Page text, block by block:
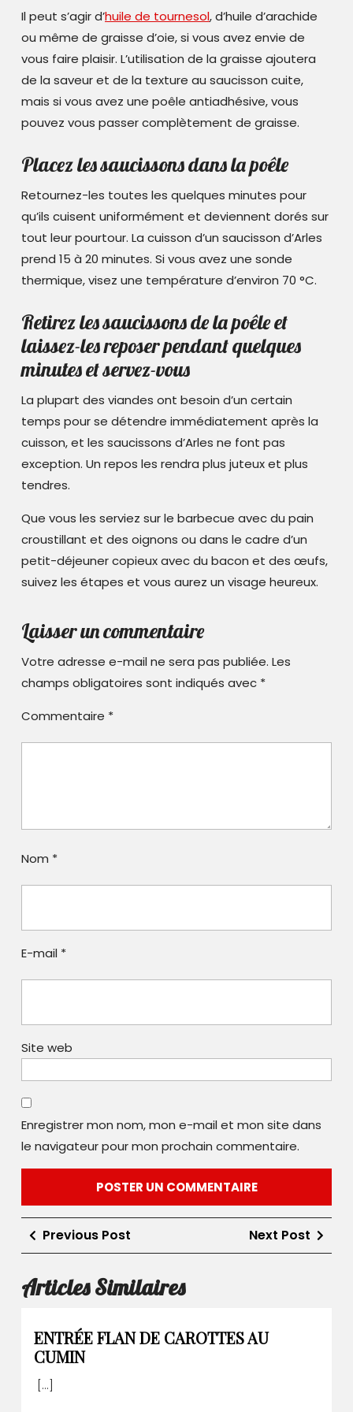
Il peut s’agir d’huile de tournesol, d’huile d’arachide
ou même de graisse d’oie, si vous avez envie de
vous faire plaisir. L’utilisation de la graisse ajoutera
de la saveur et de la texture au saucisson cuite,
mais si vous avez une poêle antiadhésive, vous
pouvez vous passer complètement de graisse.
Placez les saucissons dans la poêle
Retournez-les toutes les quelques minutes pour
qu’ils cuisent uniformément et deviennent dorés sur
tout leur pourtour. La cuisson d’un saucisson d’Arles
prend 15 à 20 minutes. Si vous avez une sonde
thermique, visez une température d’environ 70 °C.
Retirez les saucissons de la poêle et
laissez-les reposer pendant quelques
minutes et servez-vous
La plupart des viandes ont besoin d’un certain
temps pour se détendre immédiatement après la
cuisson, et les saucissons d’Arles ne font pas
exception. Un repos les rendra plus juteux et plus
tendres.
Que vous les serviez sur le barbecue avec du pain
croustillant et des oignons ou dans le cadre d’un
petit-déjeuner copieux avec du bacon et des œufs,
suivez les étapes et vous aurez un visage heureux.
Laisser un commentaire
Votre adresse e-mail ne sera pas publiée. Les
champs obligatoires sont indiqués avec *
Commentaire *
Nom *
E-mail *
Site web
Enregistrer mon nom, mon e-mail et mon site dans
le navigateur pour mon prochain commentaire.
Navigation
de
l’article
Previous Post
Post
Next Post
Post
Articles Similaires
ENTRÉE FLAN DE CAROTTES AU
CUMINENTRÉE
[...]